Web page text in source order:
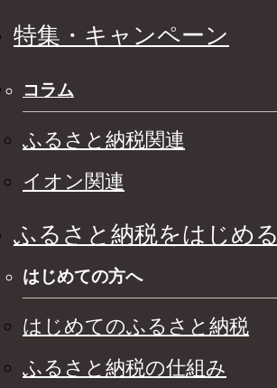
特集・キャンペーン
コラム
ふるさと納税関連
イオン関連
ふるさと納税をはじめる
はじめての方へ
はじめてのふるさと納税
ふるさと納税の仕組み